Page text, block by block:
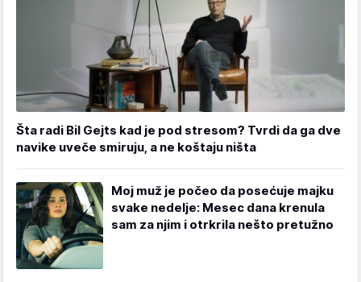
Šta radi Bil Gejts kad je pod stresom? Tvrdi da ga dve
navike uveče smiruju, a ne koštaju ništa
Moj muž je počeo da posećuje majku
svake nedelje: Mesec dana krenula
sam za njim i otrkrila nešto pretužno